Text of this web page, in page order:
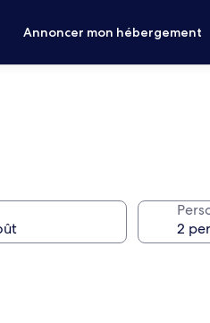
Annoncer mon hébergement